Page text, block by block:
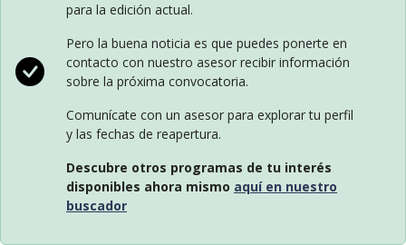
para la edición actual.
Pero la buena noticia es que puedes ponerte en
contacto con nuestro asesor recibir información
sobre la próxima convocatoria.
Comunícate con un asesor para explorar tu perfil
y las fechas de reapertura.
Descubre otros programas de tu interés
disponibles ahora mismo aquí en nuestro
buscador